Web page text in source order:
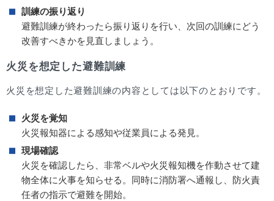
訓練の振り返り
避難訓練が終わったら振り返りを行い、次回の訓練にどう
改善すべきかを見直しましょう。
火災を想定した避難訓練
火災を想定した避難訓練の内容としては以下のとおりです。
火災を覚知
火災報知器による感知や従業員による発見。
現場確認
火災を確認したら、非常ベルや火災報知機を作動させて建
物全体に火事を知らせる。同時に消防署へ通報し、防火責
任者の指示で避難を開始。